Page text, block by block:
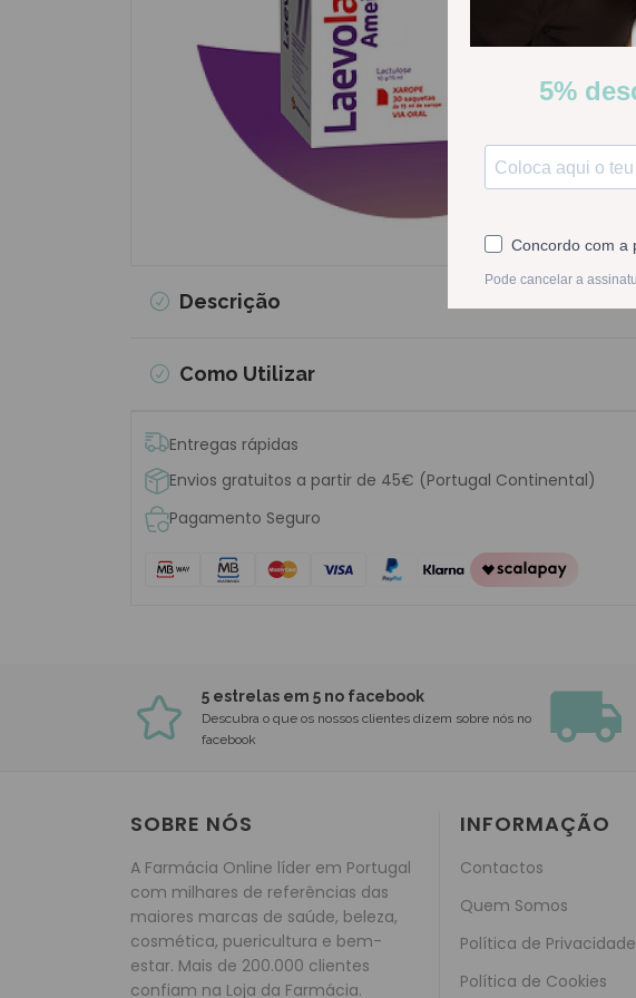
Descrição
Como Utilizar
Entregas rápidas
Envios gratuitos a partir de 45€ (Portugal Continental)
Pagamento Seguro
5 estrelas em 5 no facebook
Descubra o que os nossos clientes dizem sobre nós no
facebook
SOBRE NÓS
A Farmácia Online líder em Portugal
com milhares de referências das
maiores marcas de saúde, beleza,
cosmética, puericultura e bem-
estar. Mais de 200.000 clientes
confiam na Loja da Farmácia.
INFORMAÇÃO
Contactos
Quem Somos
Política de Privacidade
Política de Cookies